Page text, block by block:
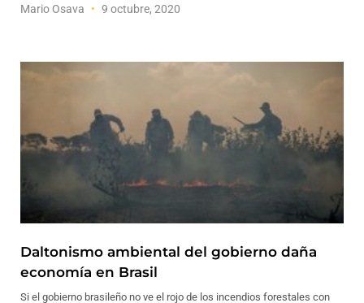
Mario Osava 9 octubre, 2020
Daltonismo ambiental del gobierno daña
economía en Brasil
Si el gobierno brasileño no ve el rojo de los incendios forestales con